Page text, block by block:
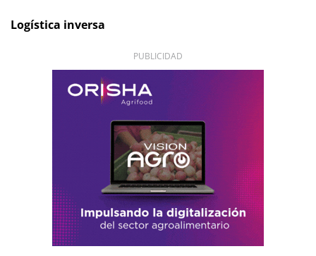
Logística inversa
PUBLICIDAD